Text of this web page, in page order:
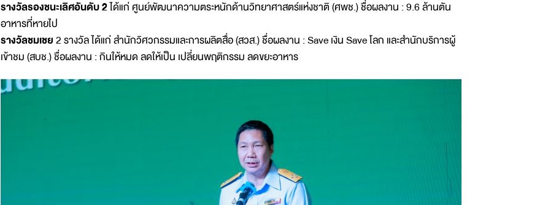
รางวัลรองชนะเลิศอันดับ 2ได้แก่ ศูนย์พัฒนาความตระหนักด้านวิทยาศาสตร์แห่งชาติ (ศพช.) ชื่อผลงาน : 9.6 ล้านตัน
อาหารที่หายไป
รางวัลชมเชย2 รางวัล ได้แก่ สำนักวิศวกรรมและการผลิตสื่อ (สวส.) ชื่อผลงาน : Save เงิน Save โลก และสำนักบริการผู้
เข้าชม (สบช.) ชื่อผลงาน : กินให้หมด ลดให้เป็น เปลี่ยนพฤติกรรม ลดขยะอาหาร